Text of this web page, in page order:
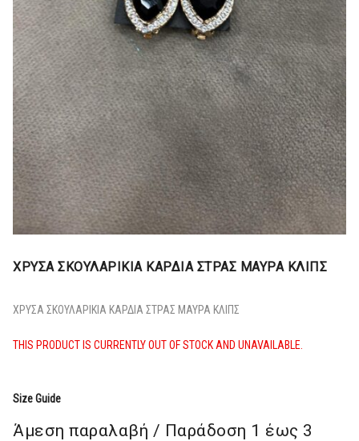
ΧΡΥΣΑ ΣΚΟΥΛΑΡΙΚΙΑ ΚΑΡΔΙΑ ΣΤΡΑΣ ΜΑΥΡΑ ΚΛΙΠΣ
ΧΡΥΣΑ ΣΚΟΥΛΑΡΙΚΙΑ ΚΑΡΔΙΑ ΣΤΡΑΣ ΜΑΥΡΑ ΚΛΙΠΣ
THIS PRODUCT IS CURRENTLY OUT OF STOCK AND UNAVAILABLE.
Size Guide
Άμεση παραλαβή / Παράδoση 1 έως 3